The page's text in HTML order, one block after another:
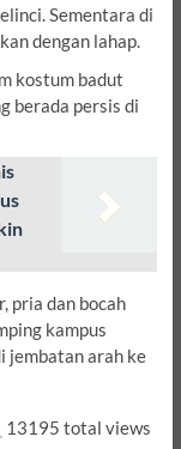
Sementara di
dengan lahap.
kostum badut
berada persis di
pria dan bocah
kampus
jembatan arah ke
13195 total views